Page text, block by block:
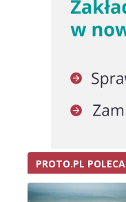
PROTO.PL POLECA